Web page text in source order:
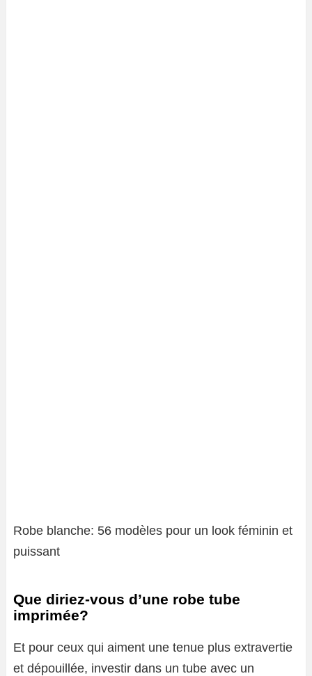
Robe blanche: 56 modèles pour un look féminin et
puissant
Que diriez-vous d’une robe tube
imprimée?
Et pour ceux qui aiment une tenue plus extravertie
et dépouillée, investir dans un tube avec un